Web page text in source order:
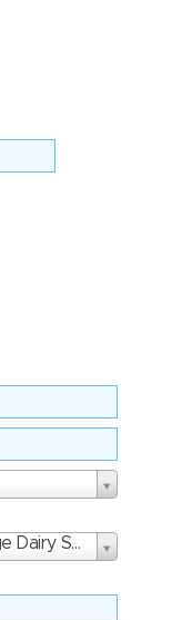
Savencia Fromage Dairy SK, a.s.